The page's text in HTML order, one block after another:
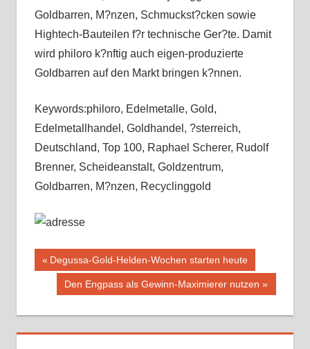
Goldbarren, M?nzen, Schmuckst?cken sowie
Hightech-Bauteilen f?r technische Ger?te. Damit
wird philoro k?nftig auch eigen-produzierte
Goldbarren auf den Markt bringen k?nnen.
Keywords:philoro, Edelmetalle, Gold,
Edelmetallhandel, Goldhandel, ?sterreich,
Deutschland, Top 100, Raphael Scherer, Rudolf
Brenner, Scheideanstalt, Goldzentrum,
Goldbarren, M?nzen, Recyclinggold
Beitragsnavigation
Vorheriger
Beitrag:
Degussa-Gold-Helden-Wochen starten heute
Nächster
Den Engpass als Gewinn-Maximierer nutzen